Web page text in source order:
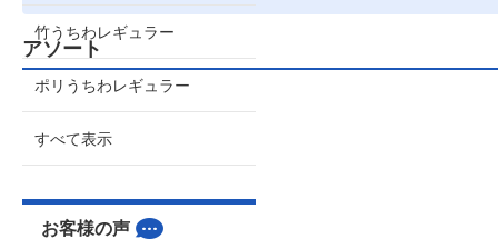
アソート
竹うちわレギュラー
ポリうちわレギュラー
すべて表示
お客様の声